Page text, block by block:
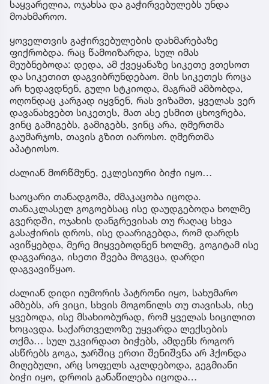
საყვარელია, ოჯახსა და გაჭირვებულებს უნდა
მოახმაროო.
ყოველთვის გაჭირვებულების დახმარებაზე
ფიქრობდა. რაც წამოიზარდა, სულ იმას
მეუბნებოდა: დედა, ამ ქვეყანაზე სიკეთე ვთესოთ
და სიკეთით დაგვიბრუნდებაო. მის სიკეთეს როცა
არ ხედავდნენ, გული სტკიოდა, მაგრამ ამბობდა,
ოღონდაც კარგად იყვნენ, რას ვიზამთ, ყველას ვერ
დავანახვებთ სიკეთეს, მათ ასე ესმით ცხოვრება,
ვინც გამიგებს, გამიგებს, ვინც არა, ღმერთმა
გაუმარჯოს, თავის გზით იაროსო. ღმერთმა
აპატიოსო.
ძალიან მორწმუნე, ეკლესიური ბიჭი იყო…
საოცარი თანადგომა, ძმაკაცობა იცოდა.
თანაკლასელ გოგოებსაც ისე დაუდგებოდა ხოლმე
გვერდში, ოჯახის დანგრევისას თუ რაღაც სხვა
გასაჭირის დროს, ისე დაარიგებდა, რომ დარდს
ავიწყებდა, მერე მიყვებოდნენ ხოლმე, გოგიტამ ისე
დაგვარიგა, ისეთი შვება მოგვცა, დარდი
დაგვავიწყაო.
ძალიან დიდი იუმორის პატრონი იყო, სახუმარო
ამბებს, არ ვიცი, სხვის მოგონილს თუ თავისას, ისე
ყვებოდა, ისე მსახიობურად, რომ ყველას სიცილით
ხოცავდა. საქართველოზე უყვარდა ლექსების
თქმა… სულ უკვირდათ ბიჭებს, ამდენს როგორ
ასწრებს გოგა, ჯარშიც ერთი შენიშვნა არ ჰქონდა
მიღებული, არც სოფელს აკლდებოდა, გეგმიანი
ბიჭი იყო, დროის განაწილება იცოდა…